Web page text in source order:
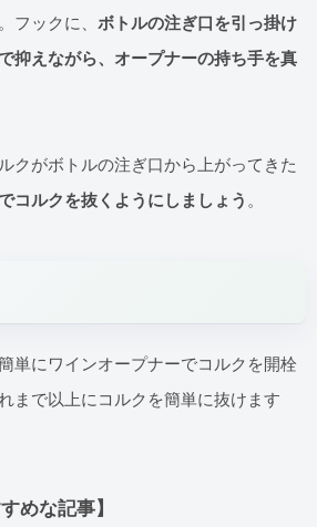
フックに、 ボトルの注ぎ口を引っ掛け
抑えながら、オープナーの持ち手を真
クがボトルの注ぎ口から上がってきた
コルクを抜くようにしましょう 。
単にワインオープナーでコルクを開栓
まで以上にコルクを簡単に抜けます
めな記事】